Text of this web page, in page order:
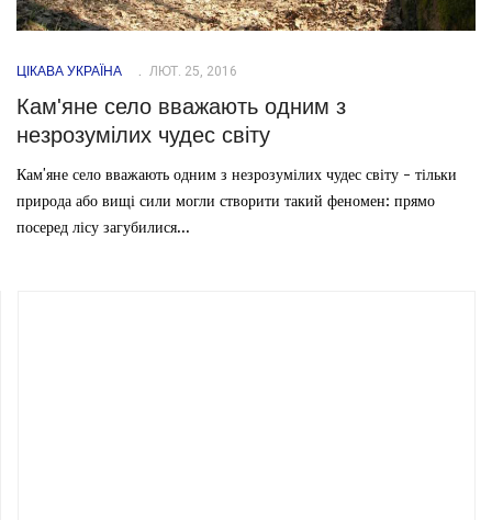
ЦІКАВА УКРАЇНА ЛЮТ. 25, 2016
Кам'яне село вважають одним з
незрозумілих чудес світу
Кам'яне село вважають одним з незрозумілих чудес світу - тільки
природа або вищі сили могли створити такий феномен: прямо
посеред лісу загубилися...